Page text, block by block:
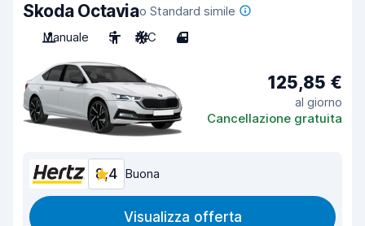
Skoda Octaviao Standard simile
Manuale
5 A/C 4
125,85 €
al giorno
Cancellazione gratuita
8,4 Buona
Visualizza offerta